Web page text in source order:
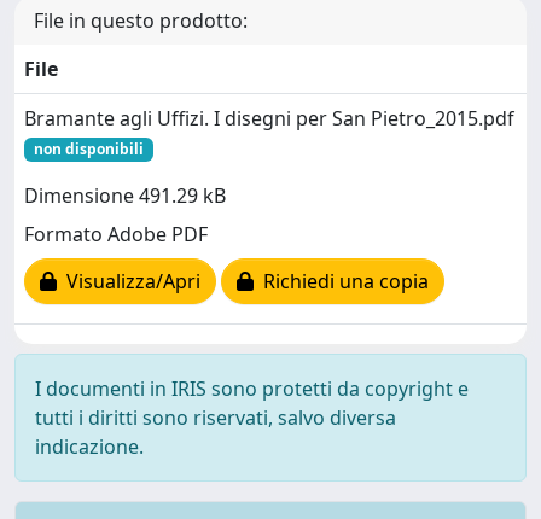
File in questo prodotto:
File
Bramante agli Uffizi. I disegni per San Pietro_2015.pdf
non disponibili
Dimensione 491.29 kB
Formato Adobe PDF
Visualizza/Apri
Richiedi una copia
I documenti in IRIS sono protetti da copyright e
tutti i diritti sono riservati, salvo diversa
indicazione.